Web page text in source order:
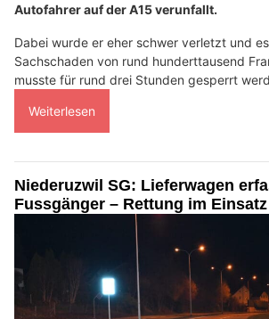
Autofahrer auf der A15 verunfallt.
Dabei wurde er eher schwer verletzt und
Sachschaden von rund hunderttausend
musste für rund drei Stunden gesperrt
Weiterlesen
Niederuzwil SG: Lieferwagen
Fussgänger – Rettung im Einsatz